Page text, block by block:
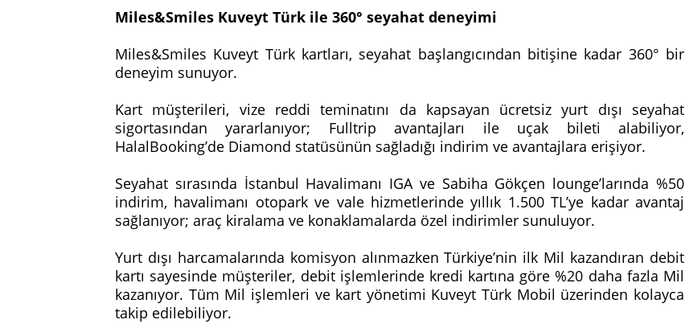
Miles&Smiles Kuveyt Türk ile 360° seyahat deneyimi
Miles&Smiles Kuveyt Türk kartları, seyahat başlangıcından bitişine kadar 360° bir
deneyim sunuyor.
Kart müşterileri, vize reddi teminatını da kapsayan ücretsiz yurt dışı seyahat
sigortasından yararlanıyor; Fulltrip avantajları ile uçak bileti alabiliyor,
HalalBooking’de Diamond statüsünün sağladığı indirim ve avantajlara erişiyor.
Seyahat sırasında İstanbul Havalimanı IGA ve Sabiha Gökçen lounge’larında %50
indirim, havalimanı otopark ve vale hizmetlerinde yıllık 1.500 TL’ye kadar avantaj
sağlanıyor; araç kiralama ve konaklamalarda özel indirimler sunuluyor.
Yurt dışı harcamalarında komisyon alınmazken Türkiye’nin ilk Mil kazandıran debit
kartı sayesinde müşteriler, debit işlemlerinde kredi kartına göre %20 daha fazla Mil
kazanıyor. Tüm Mil işlemleri ve kart yönetimi Kuveyt Türk Mobil üzerinden kolayca
takip edilebiliyor.